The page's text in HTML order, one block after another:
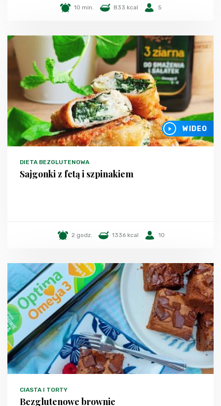
10 min. 833 kcal 5
WIDEO
DIETA BEZGLUTENOWA
Sajgonki z fetą i szpinakiem
2 godz. 1336 kcal 10
CIASTA I TORTY
Bezglutenowe brownie